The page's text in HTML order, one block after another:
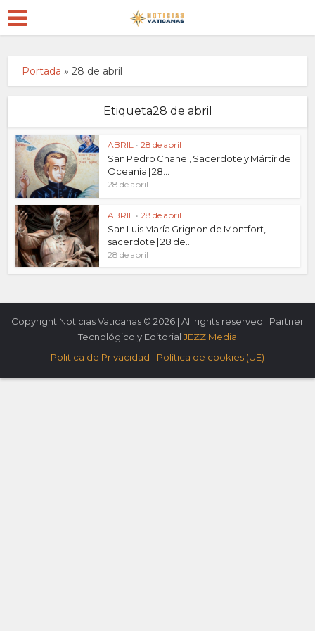
Portada »28 de abril
Etiqueta28 de abril
ABRIL • 28 de abril
San Pedro Chanel, Sacerdote y Mártir de
Oceanía | 28...
28 de abril
ABRIL • 28 de abril
San Luis María Grignon de Montfort,
sacerdote | 28 de...
28 de abril
Copyright Noticias Vaticanas © 2026.| All rights reserved | Partner
Tecnológico y Editorial JEZZ Media
Politica de Privacidad
Política de cookies (UE)